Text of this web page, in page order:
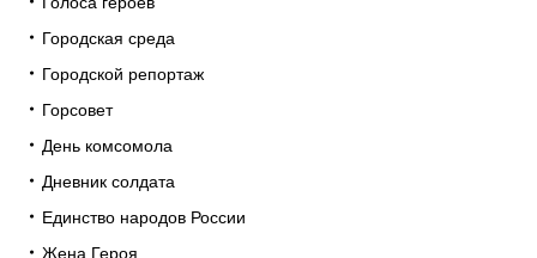
Городская среда
Городской репортаж
Горсовет
День комсомола
Дневник солдата
Единство народов России
Жена Героя